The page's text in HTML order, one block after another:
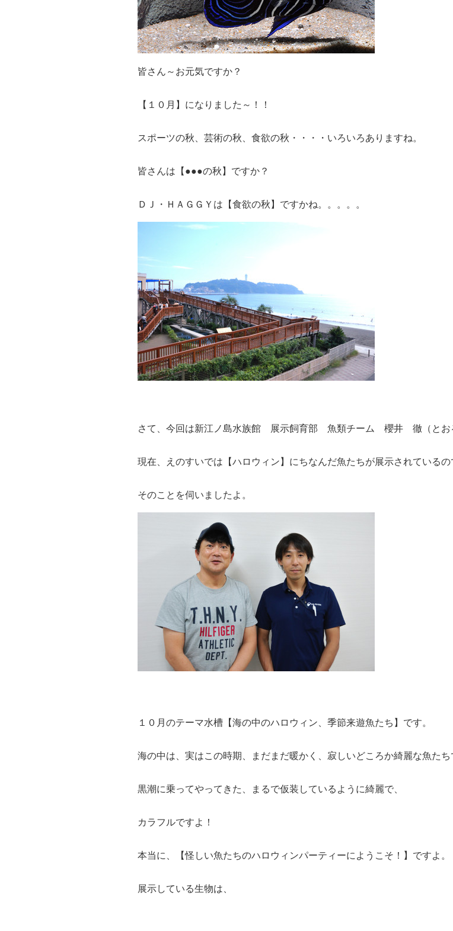
皆さん～お元気ですか？
【１０月】になりました～！！
スポーツの秋、芸術の秋、食欲の秋・・・・いろいろありますね。
皆さんは【●●●の秋】ですか？
ＤＪ・ＨＡＧＧＹは【食欲の秋】ですかね。。。。。
さて、今回は新江ノ島水族館 展示飼育部 魚類チーム 櫻井 徹（とお
現在、えのすいでは【ハロウィン】にちなんだ魚たちが展示されているの
そのことを伺いましたよ。
１０月のテーマ水槽【海の中のハロウィン、季節来遊魚たち】です。
海の中は、実はこの時期、まだまだ暖かく、寂しいどころか綺麗な魚たち
黒潮に乗ってやってきた、まるで仮装しているように綺麗で、
カラフルですよ！
本当に、【怪しい魚たちのハロウィンパーティーにようこそ！】ですよ。
展示している生物は、